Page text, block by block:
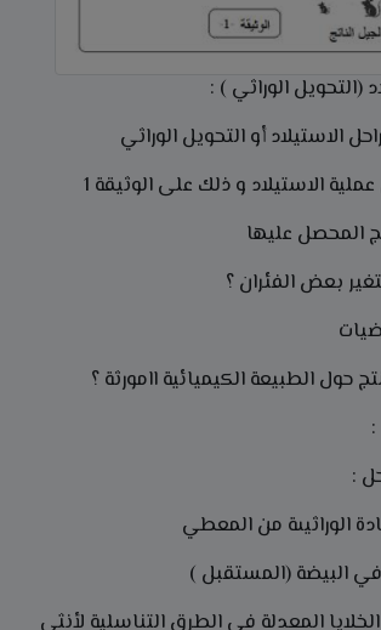
(التحويل الوراثي ) :
الاستيلاد أو التحويل الوراثي
المعدلة في الطرق التناسلية لأنثى